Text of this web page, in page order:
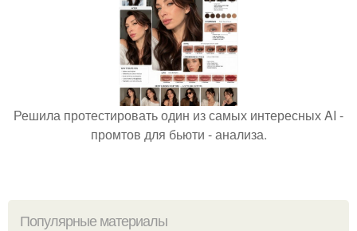
Решила протестировать один из самых интересных AI -
промтов для бьюти - анализа.
Популярные материалы